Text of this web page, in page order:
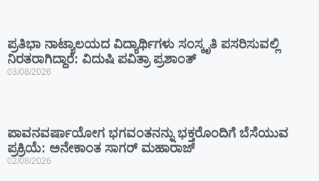
ಪ್ರತಿಭಾ ನಾಟ್ಯಾಲಯದ ವಿದ್ಯಾರ್ಥಿಗಳು ಸಂಸ್ಕೃತಿ ಪಸರಿಸುವಲ್ಲಿ
ನಿರತರಾಗಿದ್ದಾರೆ: ವಿದುಷಿ ಪವಿತ್ರಾ ಪ್ರಶಾಂತ್
03/08/2026
ಪಾವನವರ್ಷಾಯೋಗ ಭಗವಂತನನ್ನು ಭಕ್ತರೊಂದಿಗೆ ಬೆಸೆಯುವ
ಪ್ರಕ್ರಿಯೆ: ಅನೇಕಾಂತ ಸಾಗರ್ ಮಹಾರಾಜ್
02/08/2026